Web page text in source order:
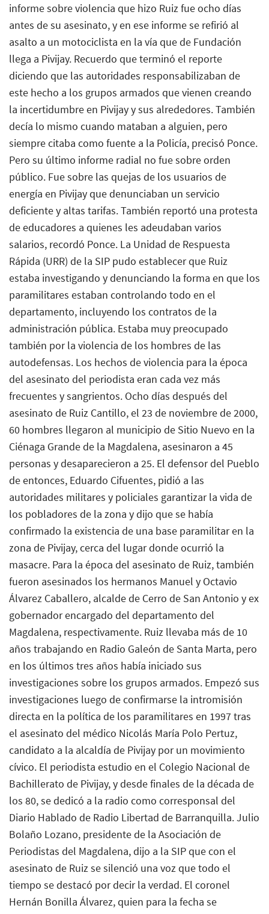
informe sobre violencia que hizo Ruiz fue ocho días
antes de su asesinato, y en ese informe se refirió al
asalto a un motociclista en la vía que de Fundación
llega a Pivijay. Recuerdo que terminó el reporte
diciendo que las autoridades responsabilizaban de
este hecho a los grupos armados que vienen creando
la incertidumbre en Pivijay y sus alrededores. También
decía lo mismo cuando mataban a alguien, pero
siempre citaba como fuente a la Policía, precisó Ponce.
Pero su último informe radial no fue sobre orden
público. Fue sobre las quejas de los usuarios de
energía en Pivijay que denunciaban un servicio
deficiente y altas tarifas. También reportó una protesta
de educadores a quienes les adeudaban varios
salarios, recordó Ponce. La Unidad de Respuesta
Rápida (URR) de la SIP pudo establecer que Ruiz
estaba investigando y denunciando la forma en que los
paramilitares estaban controlando todo en el
departamento, incluyendo los contratos de la
administración pública. Estaba muy preocupado
también por la violencia de los hombres de las
autodefensas. Los hechos de violencia para la época
del asesinato del periodista eran cada vez más
frecuentes y sangrientos. Ocho días después del
asesinato de Ruiz Cantillo, el 23 de noviembre de 2000,
60 hombres llegaron al municipio de Sitio Nuevo en la
Ciénaga Grande de la Magdalena, asesinaron a 45
personas y desaparecieron a 25. El defensor del Pueblo
de entonces, Eduardo Cifuentes, pidió a las
autoridades militares y policiales garantizar la vida de
los pobladores de la zona y dijo que se había
confirmado la existencia de una base paramilitar en la
zona de Pivijay, cerca del lugar donde ocurrió la
masacre. Para la época del asesinato de Ruiz, también
fueron asesinados los hermanos Manuel y Octavio
Álvarez Caballero, alcalde de Cerro de San Antonio y ex
gobernador encargado del departamento del
Magdalena, respectivamente. Ruiz llevaba más de 10
años trabajando en Radio Galeón de Santa Marta, pero
en los últimos tres años había iniciado sus
investigaciones sobre los grupos armados. Empezó sus
investigaciones luego de confirmarse la intromisión
directa en la política de los paramilitares en 1997 tras
el asesinato del médico Nicolás María Polo Pertuz,
candidato a la alcaldía de Pivijay por un movimiento
cívico. El periodista estudio en el Colegio Nacional de
Bachillerato de Pivijay, y desde finales de la década de
los 80, se dedicó a la radio como corresponsal del
Diario Hablado de Radio Libertad de Barranquilla. Julio
Bolaño Lozano, presidente de la Asociación de
Periodistas del Magdalena, dijo a la SIP que con el
asesinato de Ruiz se silenció una voz que todo el
tiempo se destacó por decir la verdad. El coronel
Hernán Bonilla Álvarez, quien para la fecha se